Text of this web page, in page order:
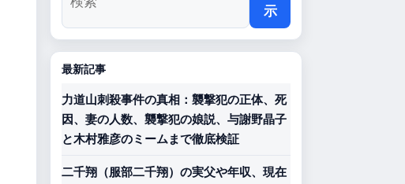
示
最新記事
力道山刺殺事件の真相：襲撃犯の正体、死
因、妻の人数、襲撃犯の娘説、与謝野晶子
と木村雅彦のミームまで徹底検証
二千翔（服部二千翔）の実父や年収、現在